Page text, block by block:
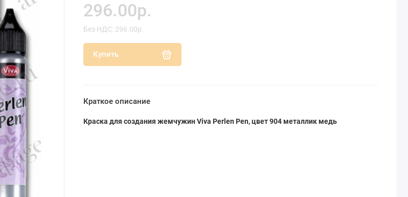
296.00р.
Без НДС: 296.00р.
Купить
Краткое описание
Краска для создания жемчужин Viva Perlen Pen, цвет 904 металлик медь